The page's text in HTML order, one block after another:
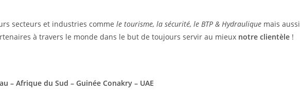
secteurs et industries comme le tourisme, la sécurité, le BTP & Hydraulique mais aussi
à travers le monde dans le but de toujours servir au mieux notre clientèle !
– Afrique du Sud – Guinée Conakry – UAE